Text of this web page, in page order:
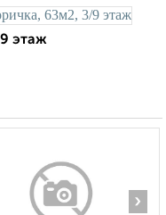
этаж
›